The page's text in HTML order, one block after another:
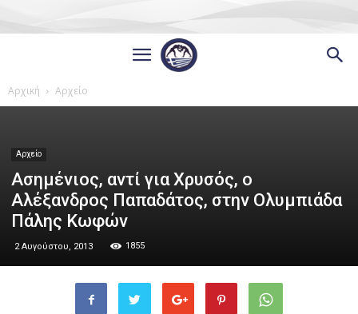
Αρχική Αρχείο
Αρχείο
Ασημένιος, αντί για Χρυσός, ο
Αλέξανδρος Παπαδάτος, στην Ολυμπιάδα
Πάλης Κωφών
2 Αυγούστου, 2013 1855